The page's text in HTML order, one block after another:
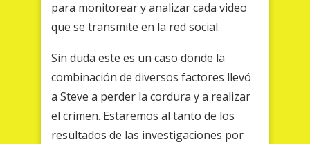
para monitorear y analizar cada video
que se transmite en la red social.
Sin duda este es un caso donde la
combinación de diversos factores llevó
a Steve a perder la cordura y a realizar
el crimen. Estaremos al tanto de los
resultados de las investigaciones por